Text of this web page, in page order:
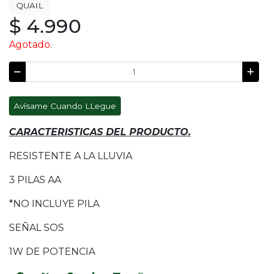
QUAIL
$ 4.990
Agotado.
Avísame Cuando LLegue
CARACTERISTICAS DEL PRODUCTO.
RESISTENTE A LA LLUVIA
3 PILAS AA
*NO INCLUYE PILA
SEÑAL SOS
1W DE POTENCIA